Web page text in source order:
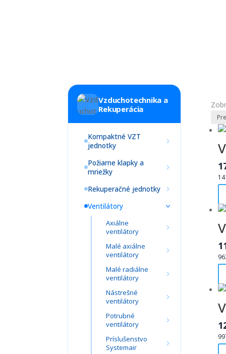
Vzduchotechnika a
Rekuperácia
Kompaktné VZT
jednotky
Požiarne klapky a
mriežky
Rekuperačné jednotky
Ventilátory
Axiálne
ventilátory
Malé axiálne
ventilátory
Malé radiálne
ventilátory
Nástrešné
ventilátory
Potrubné
ventilátory
Príslušenstvo
Systemair